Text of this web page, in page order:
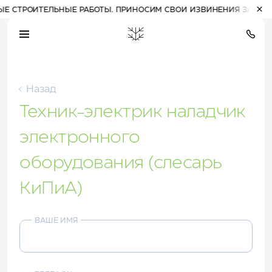
РАБОТЫ. ПРИНОСИМ СВОИ ИЗВИНЕНИЯ ЗА
ПРОЖИВАНИЕ НА КУРОРТЕ
Комплекс шале
СПЕЦПРЕДЛОЖЕНИЯ
16:14
Прогулочные билеты
Расписание работы
канатных дорог
28
Назад
Техник-электрик наладчик
электронного
оборудования (слесарь
КиПиА)
ВАШЕ ИМЯ